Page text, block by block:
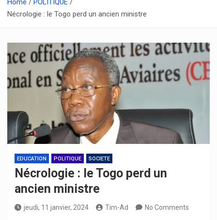
Home
POLITIQUE
Nécrologie : le Togo perd un ancien ministre
EDUCATION POLITIQUE SOCIETE
Nécrologie : le Togo perd un
ancien ministre
jeudi, 11 janvier, 2024 Tim-Ad No Comments